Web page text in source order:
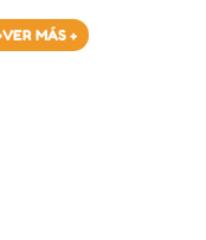
VER MÁS +